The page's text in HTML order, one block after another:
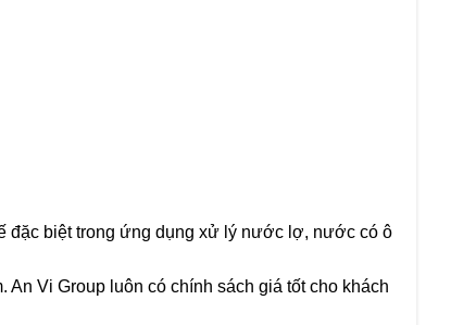
đặc biệt trong ứng dụng xử lý nước lợ, nước có ô
Vi Group luôn có chính sách giá tốt cho khách